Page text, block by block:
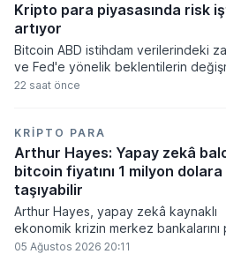
Kripto para piyasasında risk
artıyor
Bitcoin ABD istihdam verilerindeki
ve Fed'e yönelik beklentilerin
haftayı yükselişle kapattı. Kripto para
açıklanacak enflasyon rakamlarına ve
küresel gelişmelere çevrildi.
22 saat önce
KRIPTO PARA
Arthur Hayes: Yapay zekâ
bitcoin fiyatını 1 milyon dolara
taşıyabilir
Arthur Hayes, yapay zekâ kaynaklı
ekonomik krizin merkez bankalarını
basmaya zorlayacağını ve bu
05 Ağustos 2026 20:11